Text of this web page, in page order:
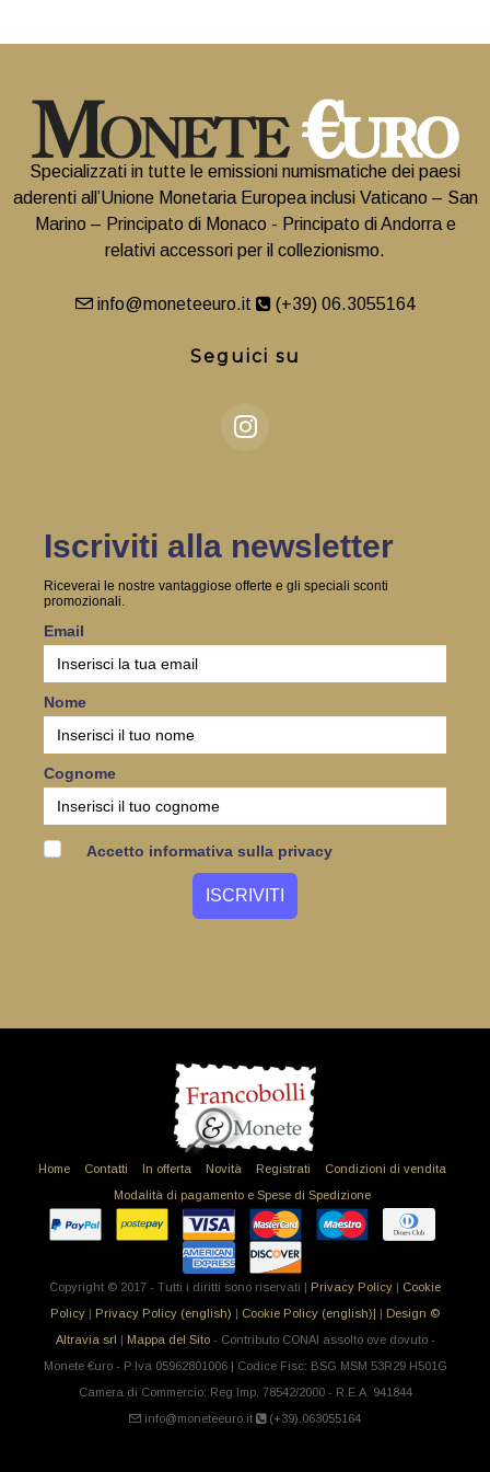
Specializzati in tutte le emissioni numismatiche dei paesi
aderenti all’Unione Monetaria Europea inclusi Vaticano – San
Marino – Principato di Monaco - Principato di Andorra e
relativi accessori per il collezionismo.
info@moneteeuro.it (+39) 06.3055164
Seguici su
Iscriviti alla newsletter
Riceverai le nostre vantaggiose offerte e gli speciali sconti
promozionali.
Email
Nome
Cognome
Accetto informativa sulla privacy
Home Contatti In offerta Novità Registrati
Condizioni di vendita
Modalità di pagamento e Spese di Spedizione
Copyright © 2017 - Tutti i diritti sono riservati | Privacy Policy | Cookie
Policy | Privacy Policy (english) | Cookie Policy (english)| | Design ©
Altravia srl | Mappa del Sito- Contributo CONAI assolto ove dovuto -
Monete €uro - P.Iva 05962801006 | Codice Fisc: BSG MSM 53R29 H501G
Camera di Commercio: Reg.Imp. 78542/2000 - R.E.A. 941844
info@moneteeuro.it
(+39).063055164